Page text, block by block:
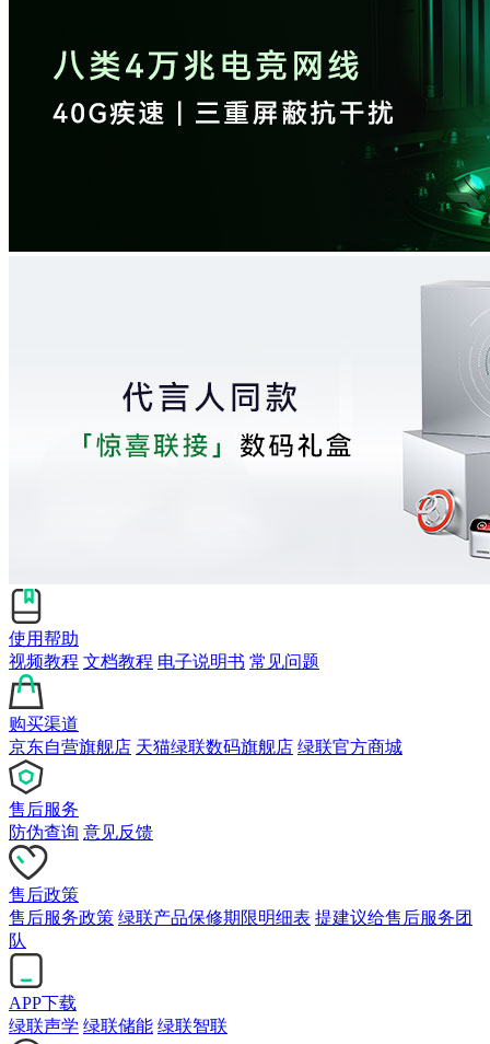
使用帮助
视频教程 文档教程 电子说明书 常见问题
购买渠道
京东自营旗舰店 天猫绿联数码旗舰店 绿联官方商城
售后服务
防伪查询 意见反馈
售后政策
售后服务政策 绿联产品保修期限明细表 提建议给售后服务团
队
APP下载
绿联声学 绿联储能 绿联智联